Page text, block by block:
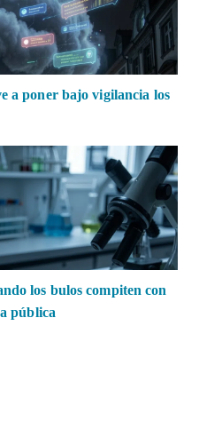
a poner bajo vigilancia los
los bulos compiten con
pública